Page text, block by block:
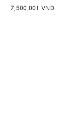
7,500,001 VND